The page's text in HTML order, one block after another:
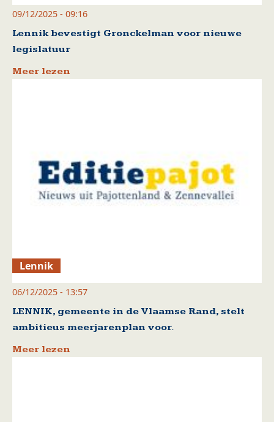
09/12/2025 - 09:16
Lennik bevestigt Gronckelman voor nieuwe
legislatuur
Meer lezen
Lennik
06/12/2025 - 13:57
LENNIK, gemeente in de Vlaamse Rand, stelt
ambitieus meerjarenplan voor.
Meer lezen